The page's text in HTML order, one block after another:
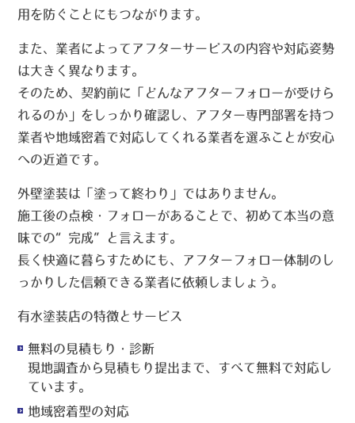
用を防ぐことにもつながります。
また、業者によってアフターサービスの内容や対応姿勢
は大きく異なります。
そのため、契約前に「どんなアフターフォローが受けら
れるのか」をしっかり確認し、
アフター専門部署を持つ
業者や地域密着で対応してくれる業者を選ぶことが安心
への近道です。
外壁塗装は「塗って終わり」ではありません。
施工後の点検・フォローがあることで、初めて本当の意
味での“完成”と言えます。
長く快適に暮らすためにも、
アフターフォロー体制のし
っかりした信頼できる業者に依頼しましょう。
有水塗装店の特徴とサービス
無料の見積もり・診断
現地調査から見積もり提出まで、すべて無料で対応し
ています。
地域密着型の対応